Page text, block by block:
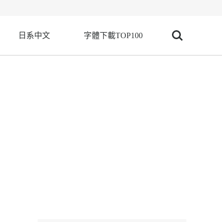
日系中文 字體下載TOP100